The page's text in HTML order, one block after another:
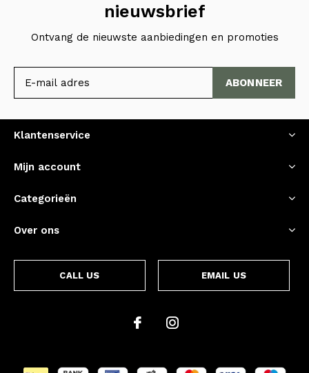
nieuwsbrief
Ontvang de nieuwste aanbiedingen en promoties
ABONNEER
Klantenservice
Mijn account
Categorieën
Over ons
CALL US EMAIL US